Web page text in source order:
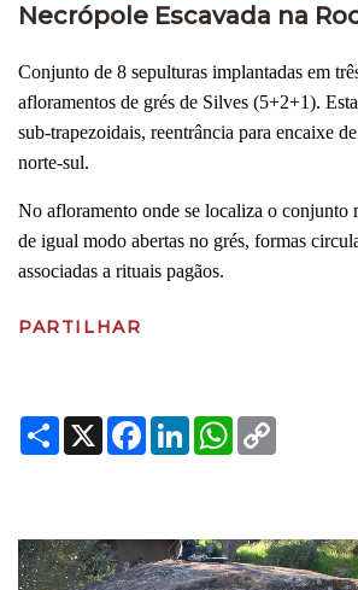
Necrópole Escavada na
Conjunto de 8 sepulturas implantadas em
afloramentos de grés de Silves (5+2+1).
sub-trapezoidais, reentrância para encaixe
norte-sul.
No afloramento onde se localiza o conjunto
de igual modo abertas no grés, formas
associadas a rituais pagãos.
PARTILHAR
Share
X Facebook
LinkedInWhatsApp